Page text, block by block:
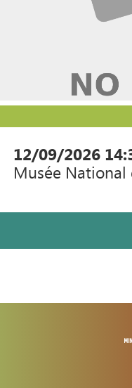
12/09/2026
Musée National